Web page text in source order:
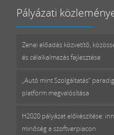
Pályázati
Zenei előadás közvetítő,
és célalkalmazás fejlesztése
„Autó mint Szolgáltatás”
platform megvalósítása
H2020 pályázat előkészítése:
minőség a szoftverpiacon